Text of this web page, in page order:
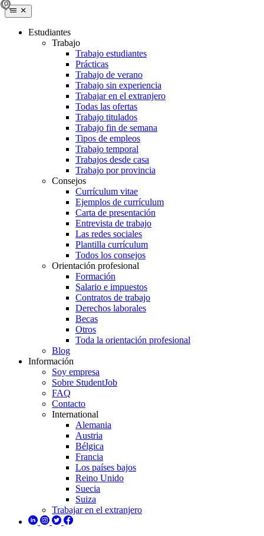
Estudiantes
Trabajo
Trabajo estudiantes
Prácticas
Trabajo de verano
Trabajo sin experiencia
Trabajar en el extranjero
Todas las ofertas
Trabajo titulados
Trabajo fin de semana
Tipos de empleos
Trabajo temporal
Trabajos desde casa
Trabajo por provincia
Consejos
Currículum vitae
Ejemplos de currículum
Carta de presentación
Entrevista de trabajo
Las redes sociales
Plantilla currículum
Todos los consejos
Orientación profesional
Formación
Salario e impuestos
Contratos de trabajo
Derechos laborales
Becas
Otros
Toda la orientación profesional
Blog
Información
Soy empresa
Sobre StudentJob
FAQ
Contacto
International
Alemania
Austria
Bélgica
Francia
Los países bajos
Reino Unido
Suecia
Suiza
Trabajar en el extranjero